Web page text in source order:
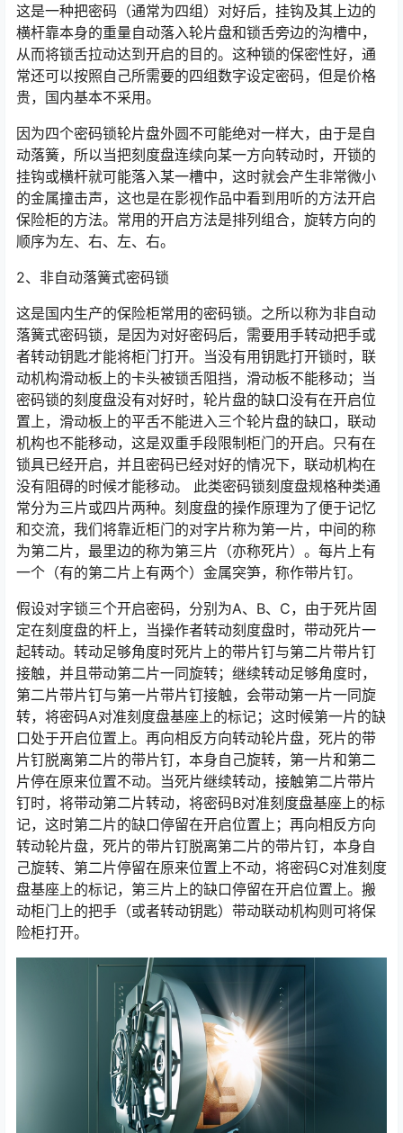
这是一种把密码（通常为四组）对好后，挂钩及其上边的
横杆靠本身的重量自动落入轮片盘和锁舌旁边的沟槽中，
从而将锁舌拉动达到开启的目的。这种锁的保密性好，通
常还可以按照自己所需要的四组数字设定密码，但是价格
贵，国内基本不采用。
因为四个密码锁轮片盘外圆不可能绝对一样大，由于是自
动落簧，所以当把刻度盘连续向某一方向转动时，开锁的
挂钩或横杆就可能落入某一槽中，这时就会产生非常微小
的金属撞击声，这也是在影视作品中看到用听的方法开启
保险柜的方法。常用的开启方法是排列组合，旋转方向的
顺序为左、右、左、右。
2、非自动落簧式密码锁
这是国内生产的保险柜常用的密码锁。之所以称为非自动
落簧式密码锁，是因为对好密码后，需要用手转动把手或
者转动钥匙才能将柜门打开。当没有用钥匙打开锁时，联
动机构滑动板上的卡头被锁舌阻挡，滑动板不能移动；当
密码锁的刻度盘没有对好时，轮片盘的缺口没有在开启位
置上，滑动板上的平舌不能进入三个轮片盘的缺口，联动
机构也不能移动，这是双重手段限制柜门的开启。只有在
锁具已经开启，并且密码已经对好的情况下，联动机构在
没有阻碍的时候才能移动。 此类密码锁刻度盘规格种类通
常分为三片或四片两种。刻度盘的操作原理为了便于记忆
和交流，我们将靠近柜门的对字片称为第一片，中间的称
为第二片，最里边的称为第三片（亦称死片）。每片上有
一个（有的第二片上有两个）金属突笋，称作带片钉。
假设对字锁三个开启密码，分别为A、B、C，由于死片固
定在刻度盘的杆上，当操作者转动刻度盘时，带动死片一
起转动。转动足够角度时死片上的带片钉与第二片带片钉
接触，并且带动第二片一同旋转；继续转动足够角度时，
第二片带片钉与第一片带片钉接触，会带动第一片一同旋
转，将密码A对准刻度盘基座上的标记；这时候第一片的缺
口处于开启位置上。再向相反方向转动轮片盘，死片的带
片钉脱离第二片的带片钉，本身自己旋转，第一片和第二
片停在原来位置不动。当死片继续转动，接触第二片带片
钉时，将带动第二片转动，将密码B对准刻度盘基座上的标
记，这时第二片的缺口停留在开启位置上；再向相反方向
转动轮片盘，死片的带片钉脱离第二片的带片钉，本身自
己旋转、第二片停留在原来位置上不动，将密码C对准刻度
盘基座上的标记，第三片上的缺口停留在开启位置上。搬
动柜门上的把手（或者转动钥匙）带动联动机构则可将保
险柜打开。